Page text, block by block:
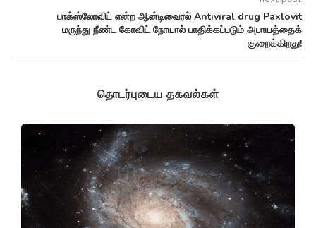
பாக்ஸ்லோவிட் என்ற ஆன்டிவைரல் Antiviral drug Paxlovit
மருந்து நீண்ட கோவிட் நோயால் பாதிக்கப்படும் அபாயத்தைக்
குறைக்கிறது!
தொடர்புடைய தகவல்கள்